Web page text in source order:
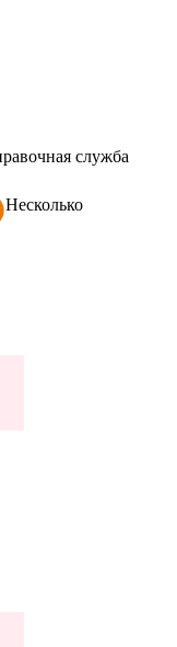
служба
Несколько